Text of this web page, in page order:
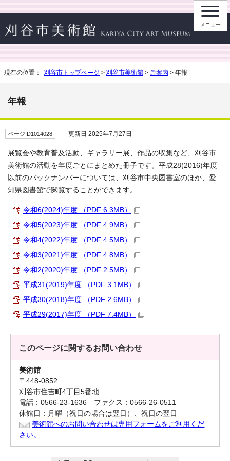
メニュー
現在の位置： 刈谷市トップページ > 刈谷市美術館 > ご案内 > 年報
年報
ページID1014028 更新日 2025年7月27日
展覧会や教育普及活動、ギャラリー展、作品の収集など、刈谷市
美術館の活動を年度ごとにまとめた冊子です。平成28(2016)年度
以前のバックナンバーについては、刈谷市中央図書室のほか、愛
知県図書館で閲覧することができます。
令和6(2024)年度 （PDF 6.3MB）
令和5(2023)年度 （PDF 4.9MB）
令和4(2022)年度 （PDF 4.5MB）
令和3(2021)年度 （PDF 4.8MB）
令和2(2020)年度 （PDF 2.5MB）
平成31(2019)年度 （PDF 3.1MB）
平成30(2018)年度 （PDF 2.6MB）
平成29(2017)年度 （PDF 7.4MB）
このページに関するお問い合わせ
美術館
〒448-0852
刈谷市住吉町4丁目5番地
電話：0566-23-1636 ファクス：0566-26-0511
休館日：月曜（祝日の場合は翌日）、祝日の翌日
美術館へのお問い合わせは専用フォームをご利用くだ
さい。